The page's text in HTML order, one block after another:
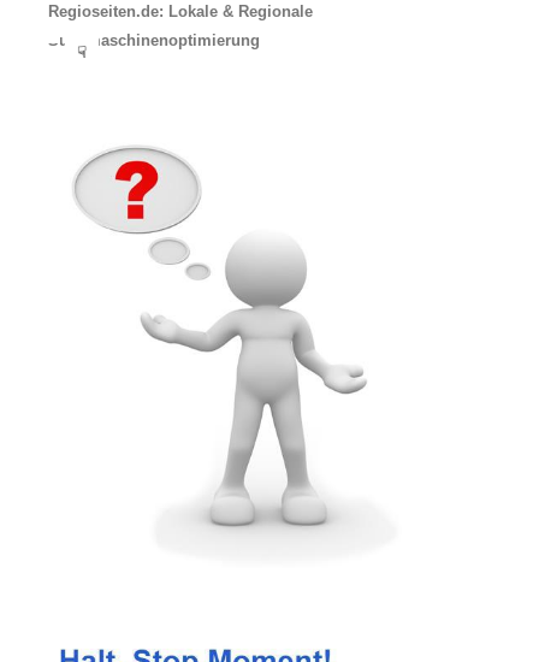
Regioseiten.de: Lokale & Regionale
Suchmaschinenoptimierung
☟